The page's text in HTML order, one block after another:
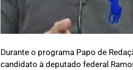
Durante o programa Papo de
candidato à deputado federal